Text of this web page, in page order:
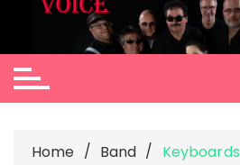
content
Home Band Keyboards